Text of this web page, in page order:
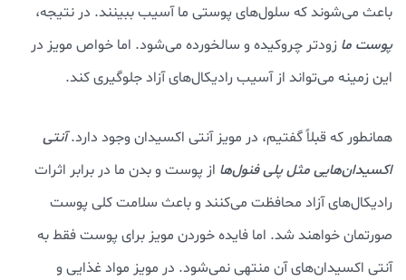
باعث می‌شوند که سلول‌های پوستی ما آسیب ببینند. در نتیجه،
پوست ما زودتر چروکیده و سالخورده می‌شود. اما خواص مویز در
این زمینه می‌تواند از آسیب رادیکال‌های آزاد جلوگیری کند.
همانطور که قبلاً گفتیم، در مویز آنتی اکسیدان وجود دارد.آنتی
اکسیدان‌هایی مثل پلی فنول‌ها از پوست و بدن ما در برابر اثرات
رادیکال‌های آزاد محافظت می‌کنند و باعث سلامت کلی پوست
صورتمان خواهند شد. اما فایده خوردن مویز برای پوست فقط به
آنتی اکسیدان‌های آن منتهی نمی‌شود. در مویز مواد غذایی و